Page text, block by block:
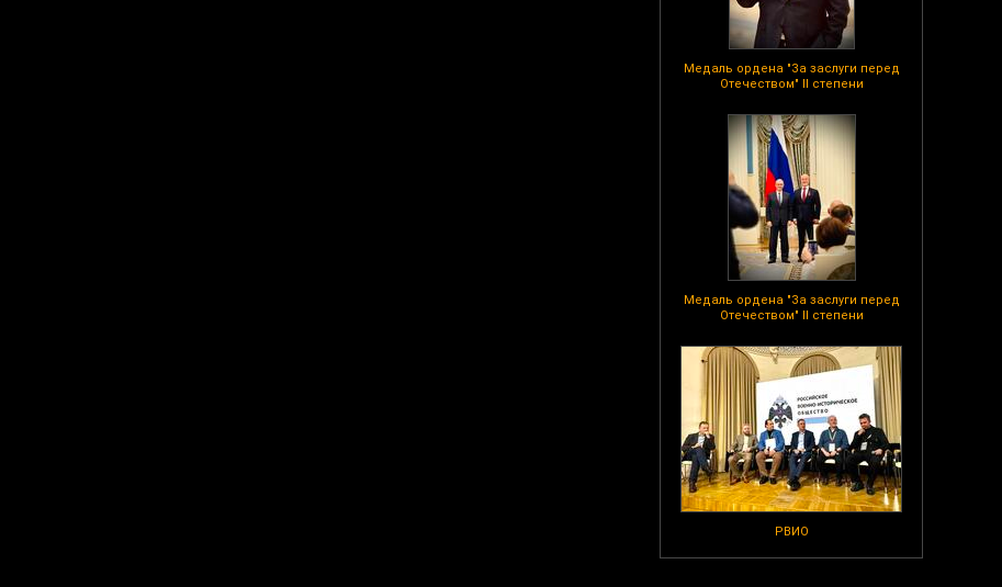
Медаль ордена "За заслуги перед
Отечеством" II степени
Медаль ордена "За заслуги перед
Отечеством" II степени
РВИО